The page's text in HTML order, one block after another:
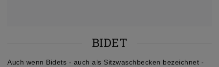
BIDET
Auch wenn Bidets - auch als Sitzwaschbecken bezeichnet -